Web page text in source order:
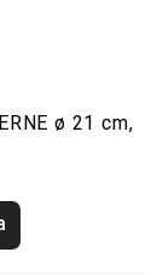
ø 21 cm,